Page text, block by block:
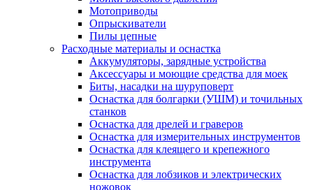
Мотоприводы
Опрыскиватели
Пилы цепные
Расходные материалы и оснастка
Аккумуляторы, зарядные устройства
Аксессуары и моющие средства для моек
Биты, насадки на шуруповерт
Оснастка для болгарки (УШМ) и точильных
станков
Оснастка для дрелей и граверов
Оснастка для измерительных инструментов
Оснастка для клеящего и крепежного
инструмента
Оснастка для лобзиков и электрических
ножовок